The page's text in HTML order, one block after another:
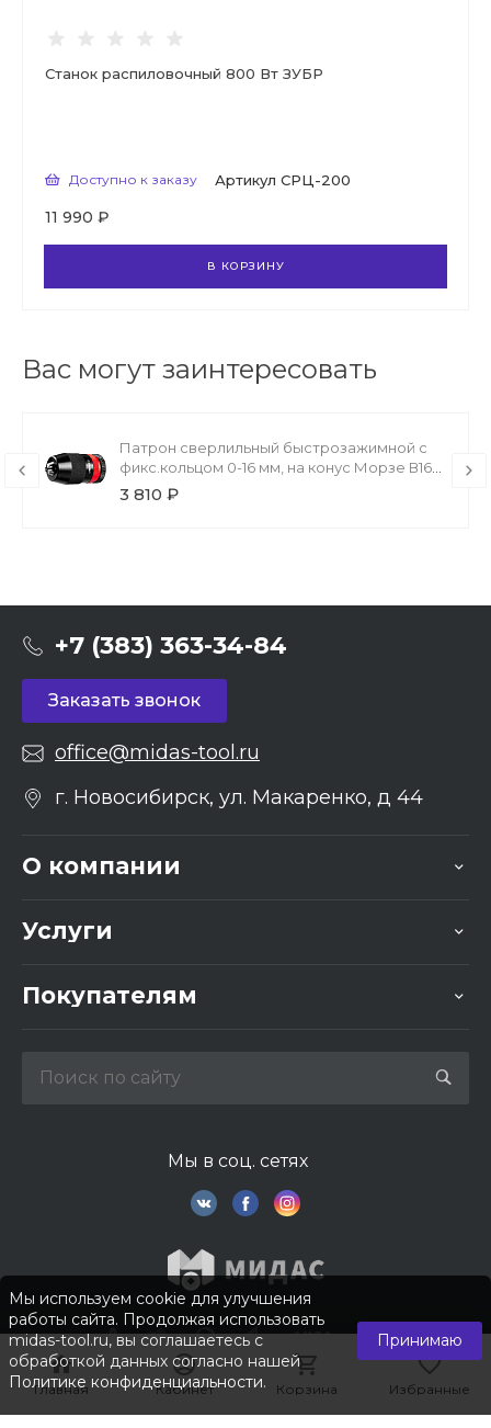
Главная Кабинет Корзина Избранные
Главная Кабинет Корзина Избранные
Станок распиловочный 800 Вт ЗУБР
Доступно к заказу Артикул СРЦ-200
11 990 ₽
В КОРЗИНУ
Вас могут заинтересовать
Патрон сверлильный быстрозажимной с
фикс.кольцом 0-16 мм, на конус Морзе В16
(МТ2) ЗУБР Профессионал
3 810 ₽
+7 (383) 363-34-84
Заказать звонок
office@midas-tool.ru
г. Новосибирск, ул. Макаренко, д 44
О компании
Услуги
Покупателям
Мы в соц. сетях
© 2026 © Компания «Мидас». Все права защищены.
Мы используем cookie для улучшения
работы сайта. Продолжая использовать
midas-tool.ru, вы соглашаетесь с
обработкой данных согласно нашей
Политике конфиденциальности.
Принимаю